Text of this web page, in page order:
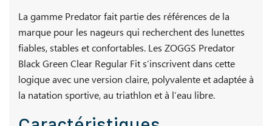
La gamme Predator fait partie des références de la
marque pour les nageurs qui recherchent des lunettes
fiables, stables et confortables. Les ZOGGS Predator
Black Green Clear Regular Fit s’inscrivent dans cette
logique avec une version claire, polyvalente et adaptée à
la natation sportive, au triathlon et à l’eau libre.